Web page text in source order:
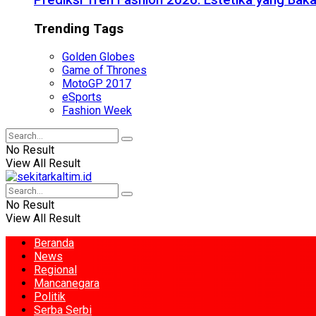
Trending Tags
Golden Globes
Game of Thrones
MotoGP 2017
eSports
Fashion Week
No Result
View All Result
No Result
View All Result
Beranda
News
Regional
Mancanegara
Politik
Serba Serbi